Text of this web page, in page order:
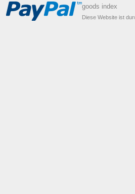
goods index
Diese Website ist